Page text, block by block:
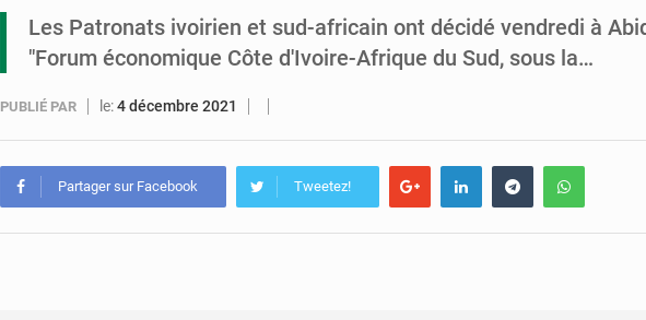
Les Patronats ivoirien et sud-africain ont décidé vendredi à
"Forum économique Côte d'Ivoire-Afrique du Sud, sous la…
PUBLIÉ PAR le:4 décembre 2021
Partager sur Facebook Tweetez!